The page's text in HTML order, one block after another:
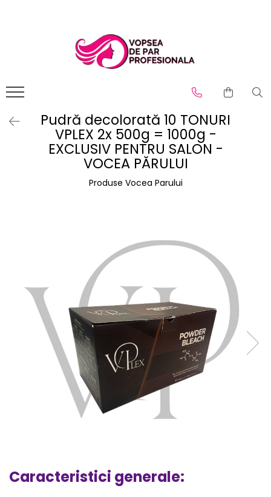
SHOT
Pudră decolorată 10 TONURI
VPLEX 2x 500g = 1000g -
EXCLUSIV PENTRU SALON -
VOCEA PĂRULUI
Produse Vocea Parului
Caracteristici generale: